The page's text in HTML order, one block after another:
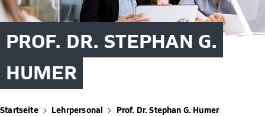
PROF. DR. STEPHAN G.
HUMER
Startseite Lehrpersonal Prof. Dr. Stephan G. Humer